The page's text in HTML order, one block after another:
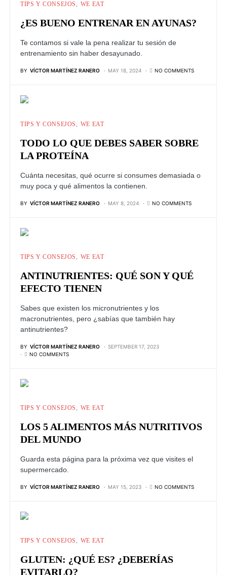
TIPS Y CONSEJOS WE EAT
¿ES BUENO ENTRENAR EN AYUNAS?
Te contamos si vale la pena realizar tu sesión de
entrenamiento sin haber desayunado.
BY VÍCTOR MARTÍNEZ RANERO MAY 18, 2024 NO COMMENTS
TIPS Y CONSEJOS WE EAT
TODO LO QUE DEBES SABER SOBRE
LA PROTEÍNA
Cuánta necesitas, qué ocurre si consumes demasiada o
muy poca y qué alimentos la contienen.
BY VÍCTOR MARTÍNEZ RANERO MAY 8, 2024 NO COMMENTS
TIPS Y CONSEJOS WE EAT
ANTINUTRIENTES: QUÉ SON Y QUÉ
EFECTO TIENEN
Sabes que existen los micronutrientes y los
macronutrientes, pero ¿sabías que también hay
antinutrientes?
BY VÍCTOR MARTÍNEZ RANERO
SEPTEMBER 17, 2023
NO COMMENTS
TIPS Y CONSEJOS WE EAT
LOS 5 ALIMENTOS MÁS NUTRITIVOS
DEL MUNDO
Guarda esta página para la próxima vez que visites el
supermercado.
BY VÍCTOR MARTÍNEZ RANERO MAY 15, 2023 NO COMMENTS
TIPS Y CONSEJOS WE EAT
GLUTEN: ¿QUÉ ES? ¿DEBERÍAS
EVITARLO?